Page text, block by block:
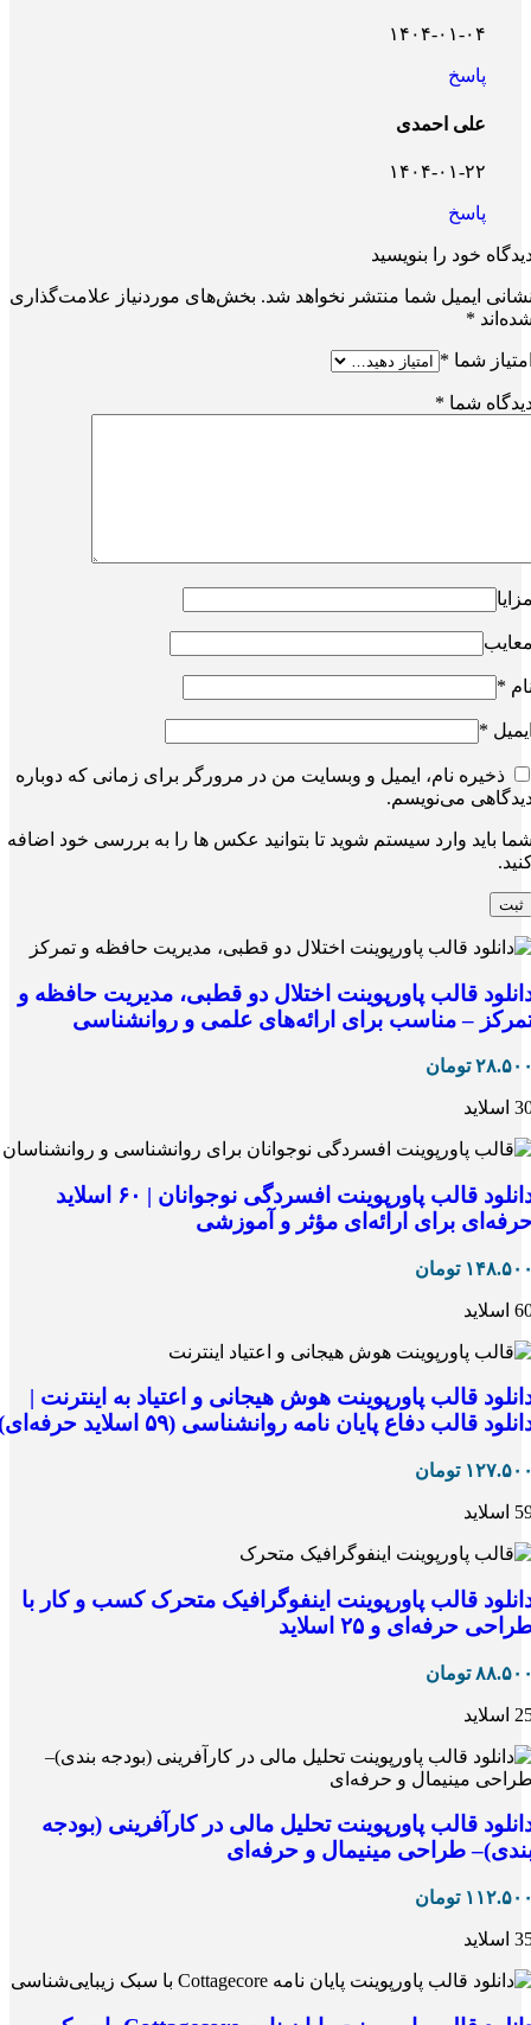
۱۴۰۴-۰۱-۰۴
پاسخ
علی احمدی
۱۴۰۴-۰۱-۲۲
پاسخ
خود را بنویسید
ایمیل شما منتشر نخواهد شد. بخش‌های موردنیاز علامت‌گذاری
*
شما *
شما *
*
*
ذخیره نام، ایمیل و وبسایت من در مرورگر برای زمانی که دوباره
می‌نویسم.
باید وارد سیستم شوید تا بتوانید عکس ها را به بررسی خود اضافه
قالب پاورپوینت اختلال دو قطبی، مدیریت حافظه و
– مناسب برای ارائه‌های علمی و روانشناسی
تومان
اسلاید
دانلود قالب پاورپوینت افسردگی نوجوانان | ۶۰ اسلاید
برای ارائه‌ای مؤثر و آموزشی
تومان
اسلاید
قالب پاورپوینت هوش هیجانی و اعتیاد به اینترنت |
قالب دفاع پایان نامه روانشناسی (۵۹ اسلاید حرفه‌ای)
تومان
قالب پاورپوینت اینفوگرافیک متحرک کسب و کار با
حرفه‌ای و ۲۵ اسلاید
تومان
قالب پاورپوینت تحلیل مالی در کارآفرینی (بودجه
طراحی مینیمال و حرفه‌ای
تومان
اسلاید